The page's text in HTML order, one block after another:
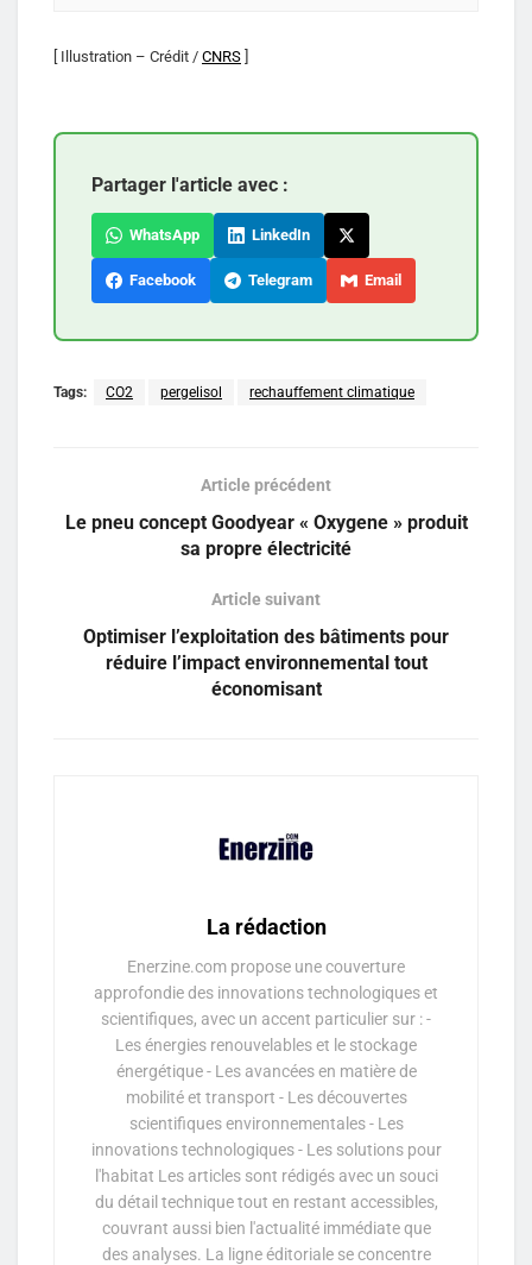
[ Illustration – Crédit / CNRS
Partager l'article avec :
WhatsApp LinkedIn
Facebook Telegram Email
Tags: CO2 pergelisol rechauffement climatique
Article précédent
Le pneu concept Goodyear « Oxygene » produit
sa propre électricité
Article suivant
Optimiser l’exploitation des bâtiments pour
réduire l’impact environnemental tout
économisant
La rédaction
Enerzine.com propose une couverture
approfondie des innovations technologiques et
scientifiques, avec un accent particulier sur : -
Les énergies renouvelables et le stockage
énergétique - Les avancées en matière de
mobilité et transport - Les découvertes
scientifiques environnementales - Les
innovations technologiques - Les solutions pour
l'habitat Les articles sont rédigés avec un souci
du détail technique tout en restant accessibles,
couvrant aussi bien l'actualité immédiate que
des analyses. La ligne éditoriale se concentre